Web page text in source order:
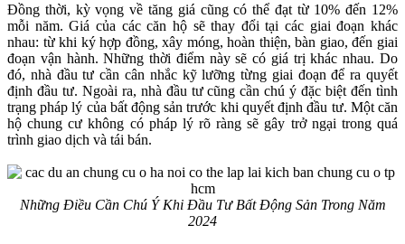
Đồng thời, kỳ vọng về tăng giá cũng có thể đạt từ 10% đến 12%
mỗi năm. Giá của các căn hộ sẽ thay đổi tại các giai đoạn khác
nhau: từ khi ký hợp đồng, xây móng, hoàn thiện, bàn giao, đến giai
đoạn vận hành. Những thời điểm này sẽ có giá trị khác nhau. Do
đó, nhà đầu tư cần cân nhắc kỹ lưỡng từng giai đoạn để ra quyết
định đầu tư. Ngoài ra, nhà đầu tư cũng cần chú ý đặc biệt đến tình
trạng pháp lý của bất động sản trước khi quyết định đầu tư. Một căn
hộ chung cư không có pháp lý rõ ràng sẽ gây trở ngại trong quá
trình giao dịch và tái bán.
Những Điều Cần Chú Ý Khi Đầu Tư Bất Động Sản Trong Năm
2024